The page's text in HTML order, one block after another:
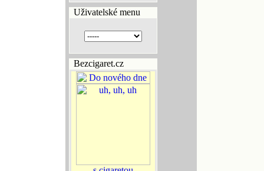
Uživatelské menu
Bezcigaret.cz